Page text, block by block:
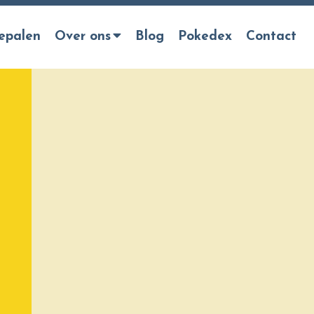
Over ons Blog Pokedex Contact